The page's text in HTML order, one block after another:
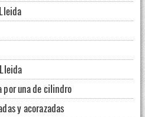
por una de cilindro
y acorazadas